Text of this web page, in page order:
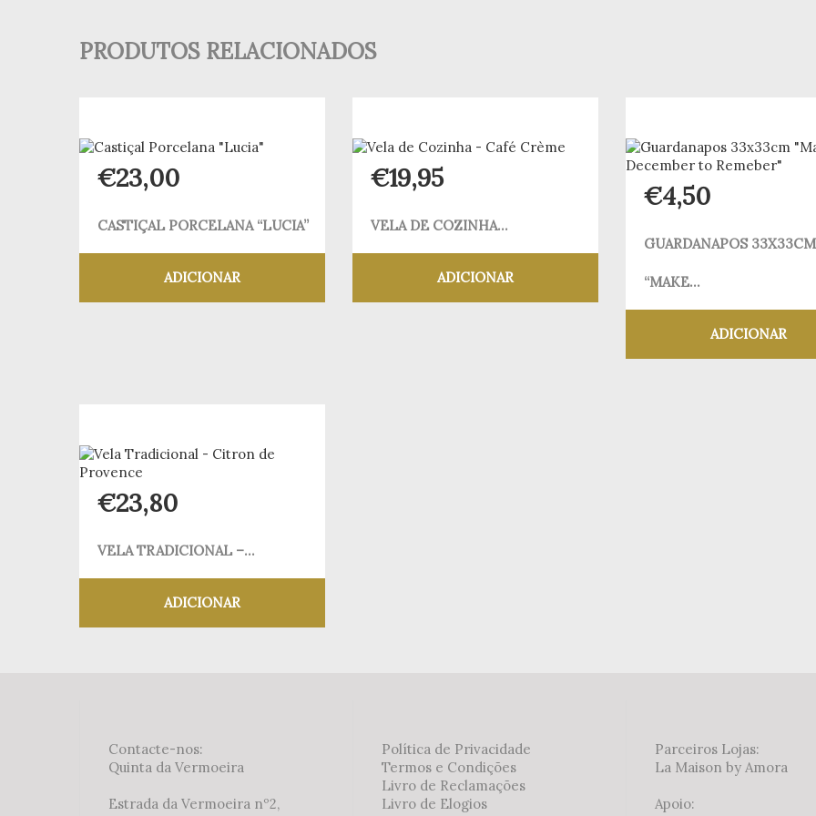
PRODUTOS RELACIONADOS
€23,00
CASTIÇAL PORCELANA “LUCIA”
ADICIONAR
€19,95
VELA DE COZINHA...
ADICIONAR
€4,50
GUARDANAPOS 33X33CM
“MAKE...
ADICIONAR
€23,80
VELA TRADICIONAL –...
ADICIONAR
Contacte-nos:
Quinta da Vermoeira
Estrada da Vermoeira nº2,
Política de Privacidade
Termos e Condições
Livro de Reclamações
Livro de Elogios
Parceiros Lojas:
La Maison by Amora
Apoio: